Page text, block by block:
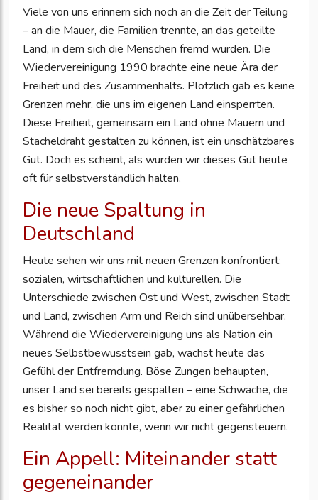
Viele von uns erinnern sich noch an die Zeit der Teilung
– an die Mauer, die Familien trennte, an das geteilte
Land, in dem sich die Menschen fremd wurden. Die
Wiedervereinigung 1990 brachte eine neue Ära der
Freiheit und des Zusammenhalts. Plötzlich gab es keine
Grenzen mehr, die uns im eigenen Land einsperrten.
Diese Freiheit, gemeinsam ein Land ohne Mauern und
Stacheldraht gestalten zu können, ist ein unschätzbares
Gut. Doch es scheint, als würden wir dieses Gut heute
oft für selbstverständlich halten.
Die neue Spaltung in
Deutschland
Heute sehen wir uns mit neuen Grenzen konfrontiert:
sozialen, wirtschaftlichen und kulturellen. Die
Unterschiede zwischen Ost und West, zwischen Stadt
und Land, zwischen Arm und Reich sind unübersehbar.
Während die Wiedervereinigung uns als Nation ein
neues Selbstbewusstsein gab, wächst heute das
Gefühl der Entfremdung. Böse Zungen behaupten,
unser Land sei bereits gespalten – eine Schwäche, die
es bisher so noch nicht gibt, aber zu einer gefährlichen
Realität werden könnte, wenn wir nicht gegensteuern.
Ein Appell: Miteinander statt
gegeneinander